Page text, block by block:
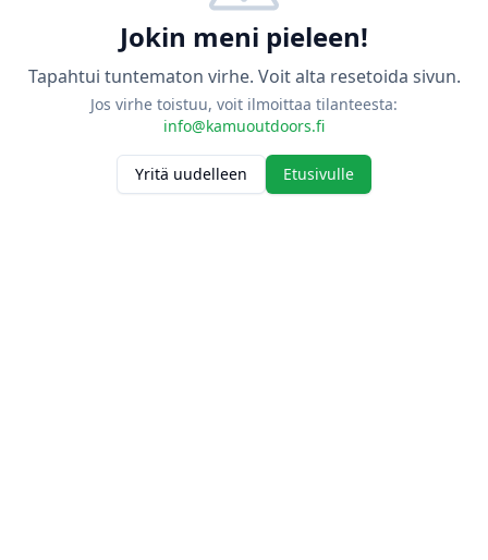
Jokin meni pieleen!
Tapahtui tuntematon virhe. Voit alta resetoida sivun.
Jos virhe toistuu, voit ilmoittaa tilanteesta:
info@kamuoutdoors.fi
Yritä uudelleen Etusivulle